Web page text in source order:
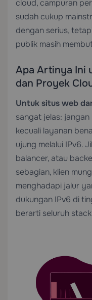
cloud, campuran
sudah cukup
dengan serius,
publik masih
Apa Artinya Ini
dan Proyek
Untuk situs web
sangat jelas:
kecuali layanan
ujung melalui IPv6.
balancer, atau
sebagian, klien
menghadapi jalur
dukungan IPv6 di
berarti seluruh